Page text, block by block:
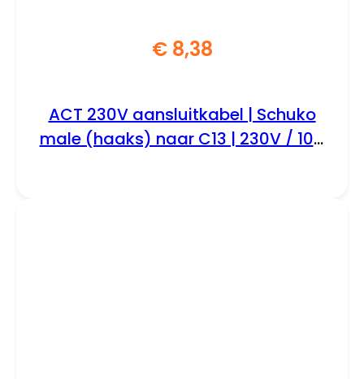
€8,38
ACT 230V aansluitkabel | Schuko
male (haaks) naar C13 | 230V / 10A